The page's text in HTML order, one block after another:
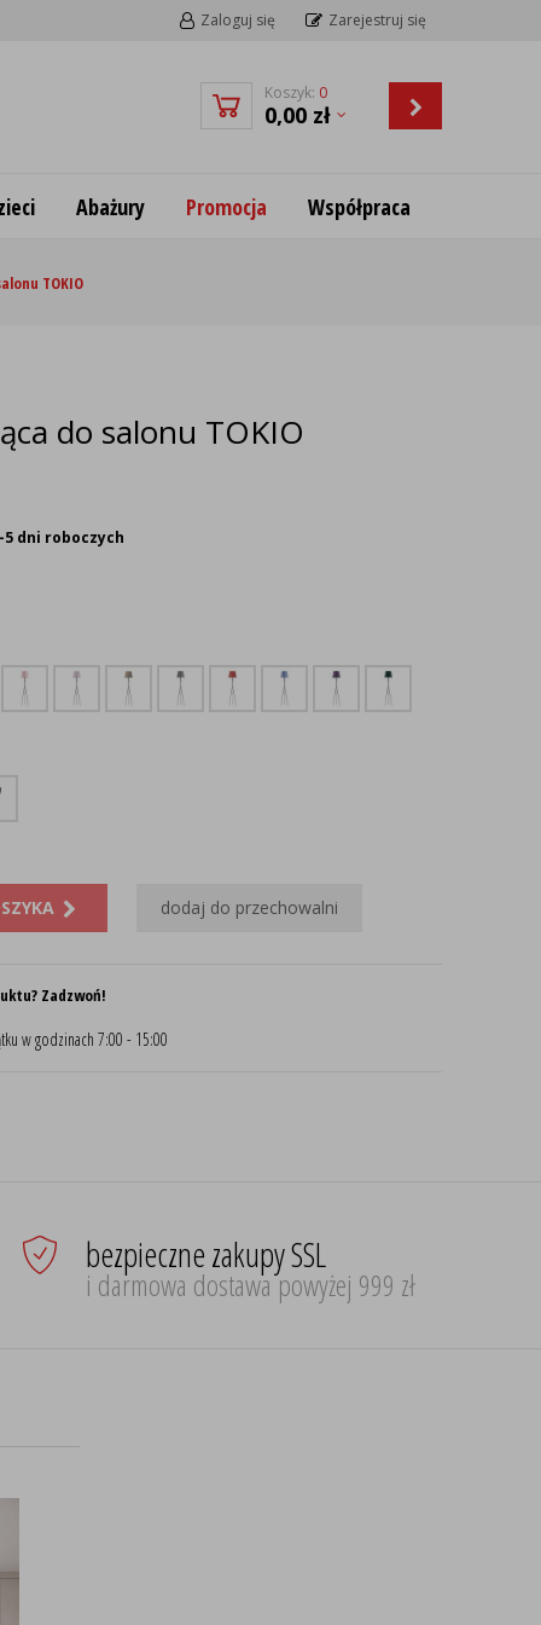
Zaloguj się Zarejestruj się
Koszyk: 0
0,00 zł
Abażury Promocja Współpraca
TOKIO
do salonu TOKIO
dni roboczych
dodaj do przechowalni
Zadzwoń!
w godzinach 7:00 - 15:00
bezpieczne zakupy SSL
i darmowa dostawa powyżej 999 zł